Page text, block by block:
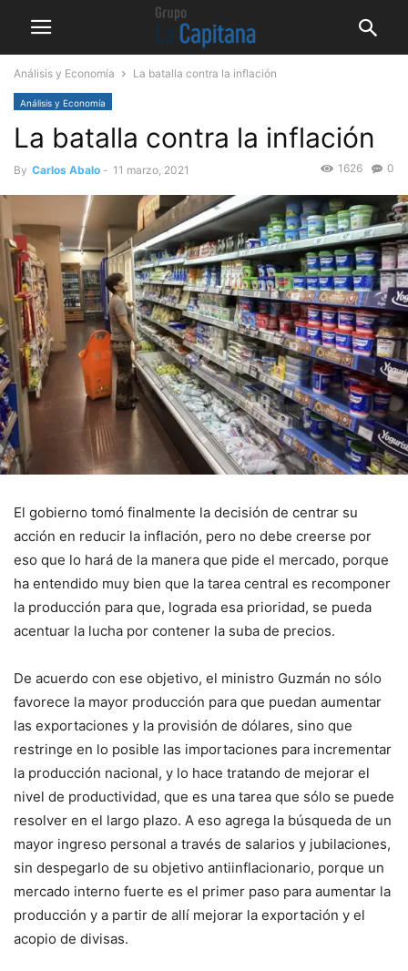
Análisis y Economía La batalla contra la inflación
Análisis y Economía
La batalla contra la inflación
By Carlos Abalo - 11 marzo, 2021 0
1626
El gobierno tomó finalmente la decisión de centrar su
acción en reducir la inflación, pero no debe creerse por
eso que lo hará de la manera que pide el mercado, porque
ha entendido muy bien que la tarea central es recomponer
la producción para que, lograda esa prioridad, se pueda
acentuar la lucha por contener la suba de precios.
De acuerdo con ese objetivo, el ministro Guzmán no sólo
favorece la mayor producción para que puedan aumentar
las exportaciones y la provisión de dólares, sino que
restringe en lo posible las importaciones para incrementar
la producción nacional, y lo hace tratando de mejorar el
nivel de productividad, que es una tarea que sólo se puede
resolver en el largo plazo. A eso agrega la búsqueda de un
mayor ingreso personal a través de salarios y jubilaciones,
sin despegarlo de su objetivo antiinflacionario, porque un
mercado interno fuerte es el primer paso para aumentar la
producción y a partir de allí mejorar la exportación y el
acopio de divisas.